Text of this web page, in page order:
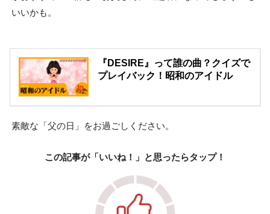
いいかも。
『DESIRE』って誰の曲？クイズで
プレイバック！昭和のアイドル
素敵な「父の日」をお過ごしください。
この記事が「いいね！」と思ったらタップ！